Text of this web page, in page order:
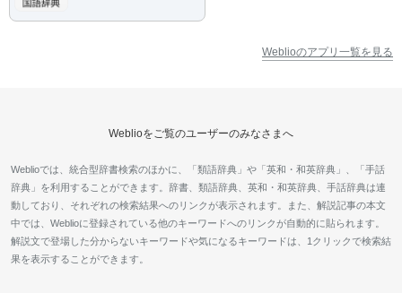
Weblioのアプリ一覧を見る
Weblioをご覧のユーザーのみなさまへ
Weblioでは、統合型辞書検索のほかに、「類語辞典」や「英和・和英辞典」、「手話
辞典」を利用することができます。辞書、類語辞典、英和・和英辞典、手話辞典は連
動しており、それぞれの検索結果へのリンクが表示されます。また、解説記事の本文
中では、Weblioに登録されている他のキーワードへのリンクが自動的に貼られます。
解説文で登場した分からないキーワードや気になるキーワードは、1クリックで検索結
果を表示することができます。